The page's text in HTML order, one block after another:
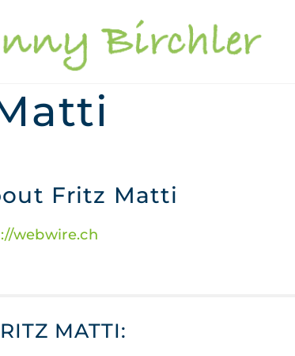
Fritz Matti
webwire.ch
MATTI: